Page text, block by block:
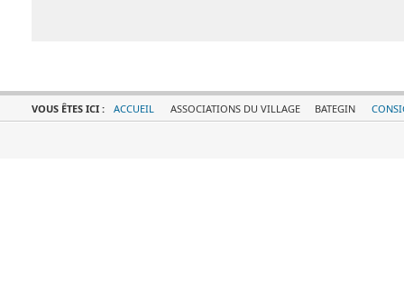
VOUS ÊTES ICI : ACCUEIL ASSOCIATIONS DU VILLAGE BATEGIN